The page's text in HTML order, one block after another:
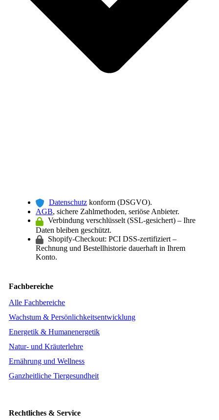
Datenschutz konform (DSGVO).
AGB, sichere Zahlmethoden, seriöse Anbieter.
Verbindung verschlüsselt (SSL-gesichert) – Ihre
Daten bleiben geschützt.
Shopify-Checkout: PCI DSS-zertifiziert –
Rechnung und Bestellhistorie dauerhaft in Ihrem
Konto.
Fachbereiche
Alle Fachbereiche
Wachstum & Persönlichkeitsentwicklung
Energetik & Humanenergetik
Natur- und Kräuterlehre
Ernährung und Wellness
Ganzheitliche Tiergesundheit
Rechtliches & Service